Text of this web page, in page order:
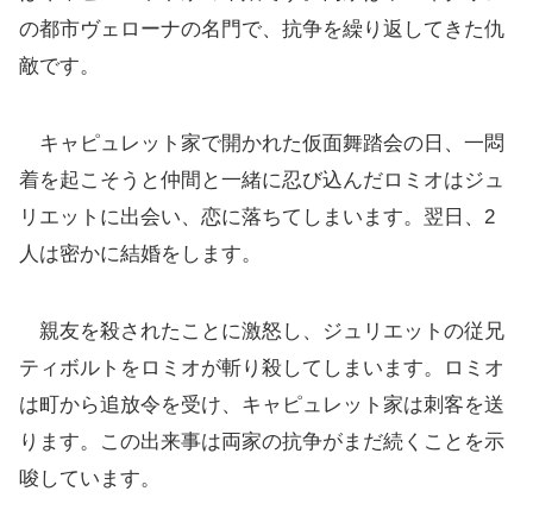
の都市ヴェローナの名門で、抗争を繰り返してきた仇
敵です。
キャピュレット家で開かれた仮面舞踏会の日、一悶
着を起こそうと仲間と一緒に忍び込んだロミオはジュ
リエットに出会い、恋に落ちてしまいます。翌日、2
人は密かに結婚をします。
親友を殺されたことに激怒し、ジュリエットの従兄
ティボルトをロミオが斬り殺してしまいます。ロミオ
は町から追放令を受け、キャピュレット家は刺客を送
ります。この出来事は両家の抗争がまだ続くことを示
唆しています。